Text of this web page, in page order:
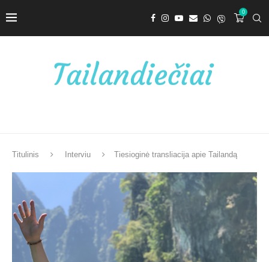
0
Titulinis Interviu Tiesioginė transliacija apie Tailandą